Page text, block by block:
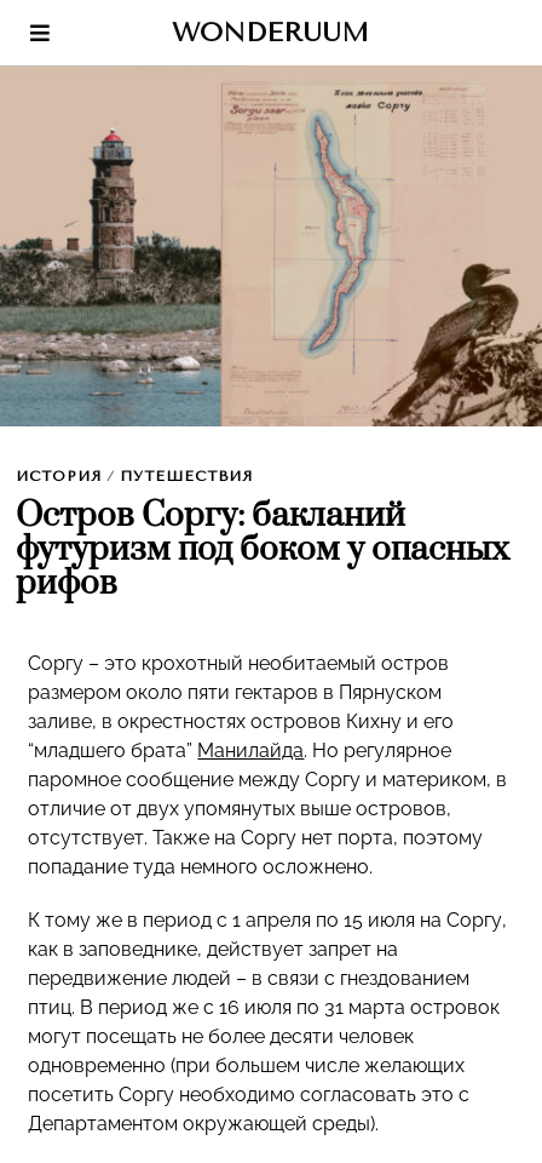
ИСТОРИЯ / ПУТЕШЕСТВИЯ
Остров Соргу: бакланий
футуризм под боком у опасных
рифов
WONDERUUM
Соргу – это крохотный необитаемый остров
размером около пяти гектаров в Пярнуском
заливе, в окрестностях островов Кихну и его
“младшего брата” Манилайда. Но регулярное
паромное сообщение между Соргу и материком, в
отличие от двух упомянутых выше островов,
отсутствует. Также на Соргу нет порта, поэтому
попадание туда немного осложнено.
К тому же в период с 1 апреля по 15 июля на Соргу,
как в заповеднике, действует запрет на
передвижение людей – в связи с гнездованием
птиц. В период же с 16 июля по 31 марта островок
могут посещать не более десяти человек
одновременно (при большем числе желающих
посетить Соргу необходимо согласовать это с
Департаментом окружающей среды).